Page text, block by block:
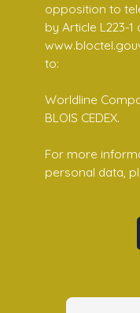
opposition to
by Article L223-
to:
Worldline
BLOIS CEDEX.
For more
personal data,